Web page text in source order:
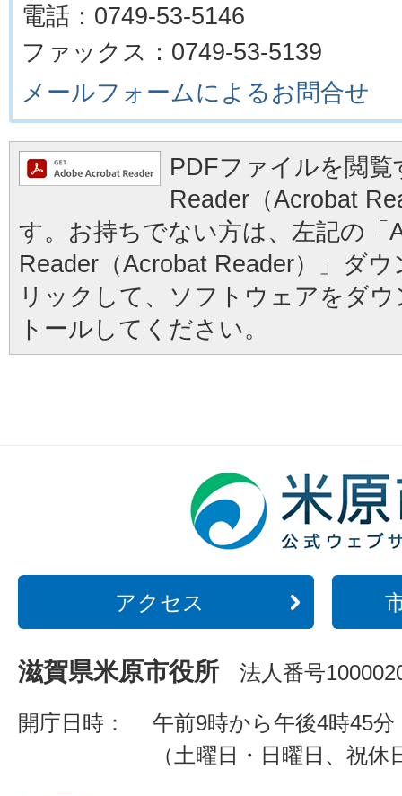
電話：0749-53-5146
ファックス：0749-53-5139
メールフォームによるお問合せ
PDFファイルを閲
Reader（Acrobat
す。お持ちでない方は、左記の「
Reader（Acrobat Reader）」ダ
リックして、ソフトウェアをダ
トールしてください。
アクセス
滋賀県米原市役所 法人番号
開庁日時：
午前9時から午後4時45分
（土曜日・日曜日、祝